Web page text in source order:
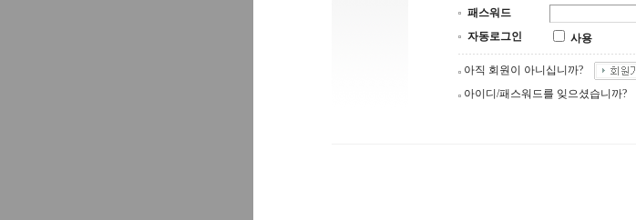
패스워드
자동로그인
사용
아직 회원이 아니십니까?
아이디/패스워드를 잊으셨습니까?